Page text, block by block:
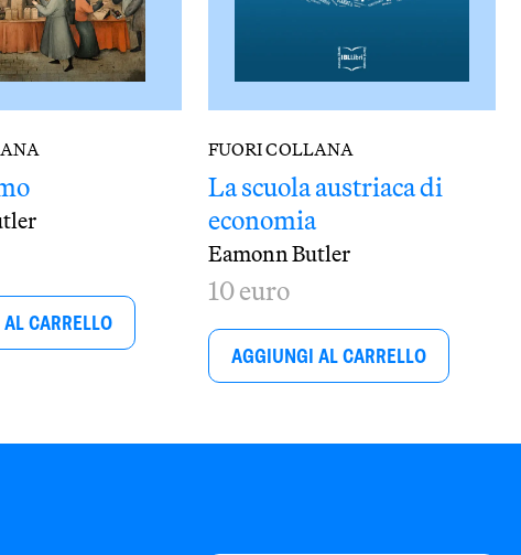
CARRELLO
FUORI COLLANA
La scuola austriaca di
economia
Eamonn Butler
10 euro
AGGIUNGI AL CARRELLO